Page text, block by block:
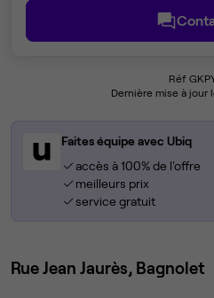
Réf
Dernière mise à jour
Faites équipe avec Ubiq
accès à 100% de l'offre
meilleurs prix
service gratuit
Rue Jean Jaurès, Bagnolet